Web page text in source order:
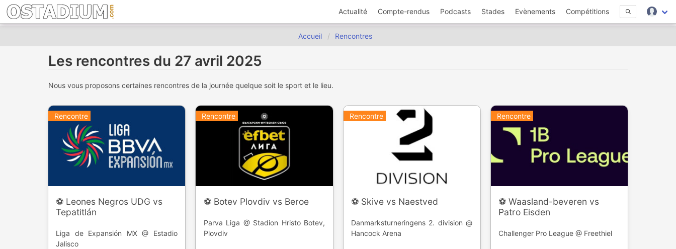
Actualité Compte-rendus Podcasts Stades Evènements Compétitions
Accueil Rencontres
Les rencontres du 27 avril 2025
Nous vous proposons certaines rencontres de la journée quelque soit le sport et le lieu.
Rencontre
⚽️ Leones Negros UDG vs
Tepatitlán
Liga de Expansión MX @ Estadio
Jalisco
Rencontre
⚽️ Botev Plovdiv vs Beroe
Parva Liga @ Stadion Hristo Botev,
Plovdiv
Rencontre
⚽️ Skive vs Naestved
Danmarksturneringens 2. division @
Hancock Arena
Rencontre
⚽️ Waasland-beveren vs
Patro Eisden
Challenger Pro League @ Freethiel